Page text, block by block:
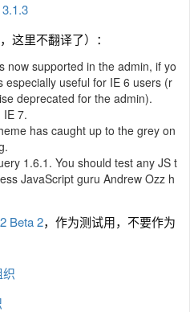
这里不翻译了）：
now supported in the admin, if yo
especially useful for IE 6 users (r
deprecated for the admin).
IE 7.
has caught up to the grey on
1.6.1. You should test any JS t
JavaScript guru Andrew Ozz h
Beta 2，作为测试用，不要作为